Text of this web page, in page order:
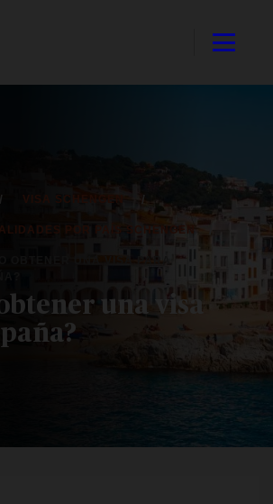
VISA SCHENGEN
POR PAÍS SCHENGEN
OBTENER UNA VISA PARA
una visa